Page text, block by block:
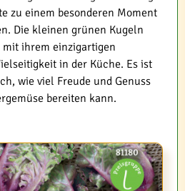
zu einem besonderen Moment
Die kleinen grünen Kugeln
ihrem einzigartigen
in der Küche. Es ist
wie viel Freude und Genuss
bereiten kann.